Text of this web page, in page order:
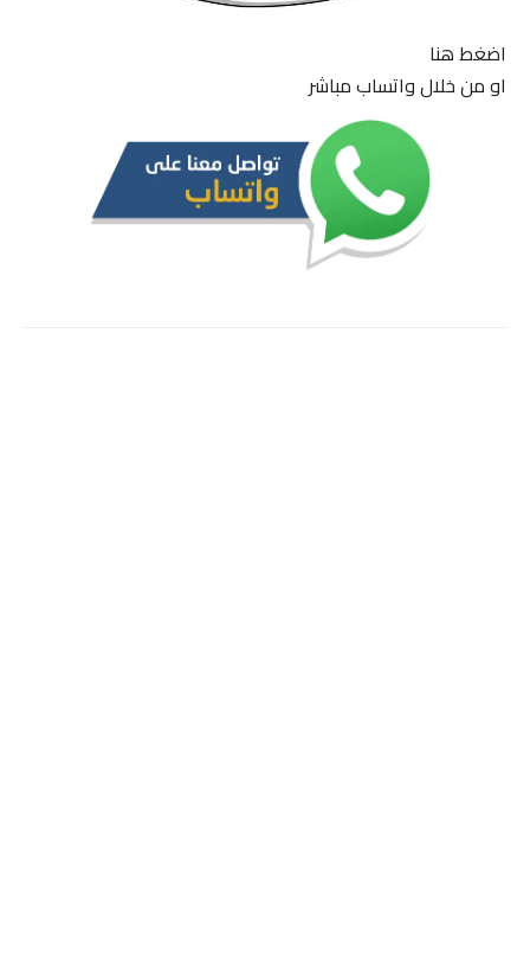
اضغط هنا
او من خلال واتساب مباشر